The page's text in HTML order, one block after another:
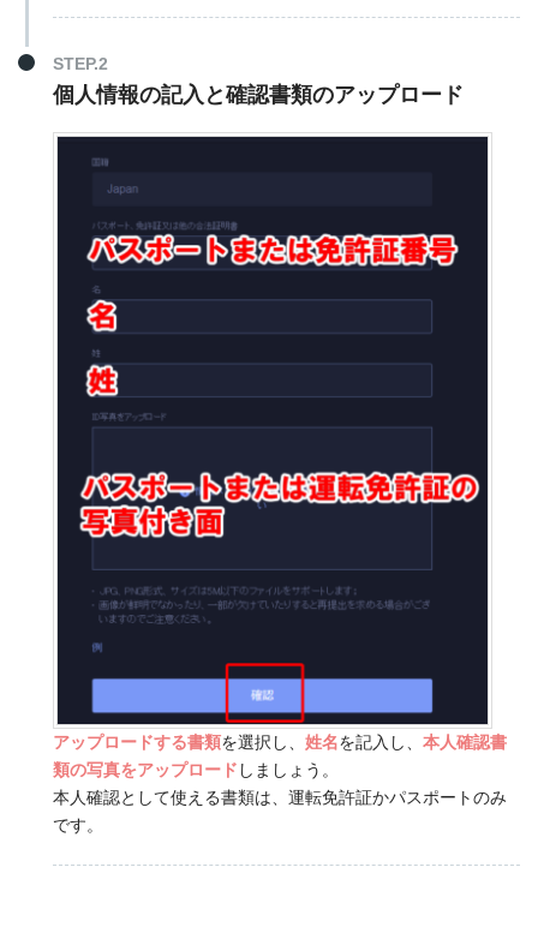
STEP.2
個人情報の記入と確認書類のアップロード
アップロードする書類を選択し、 姓名を記入し、 本人確認書
類の写真をアップロード しましょう。
本人確認として使える書類は、運転免許証かパスポートのみ
です。